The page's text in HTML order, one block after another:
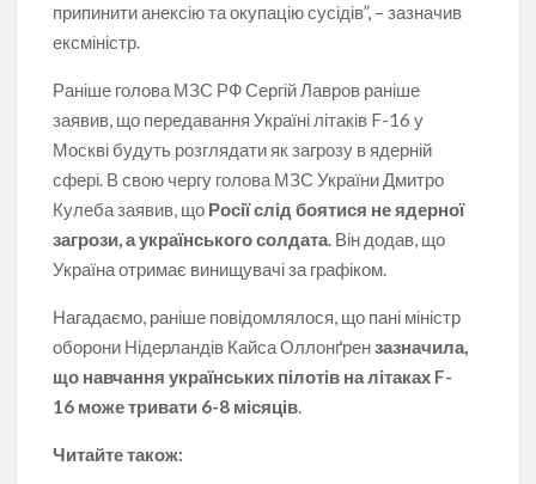
припинити анексію та окупацію сусідів”, – зазначив
ексміністр.
Раніше голова МЗС РФ Сергій Лавров раніше
заявив, що передавання Україні літаків F-16 у
Москві будуть розглядати як загрозу в ядерній
сфері. В свою чергу голова МЗС України Дмитро
Кулеба заявив, що Росії слід боятися не ядерної
загрози, а українського солдата. Він додав, що
Україна отримає винищувачі за графіком.
Нагадаємо, раніше повідомлялося, що пані міністр
оборони Нідерландів Кайса Оллонґрензазначила,
що навчання українських пілотів на літаках F-
16 може тривати 6-8 місяців.
Читайте також: